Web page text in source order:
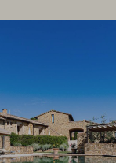
van airco, wifi,
een eigen zitje
van
in het
dat er in het